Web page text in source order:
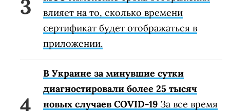
влияет на то, сколько времени
сертификат будет отображаться в
приложении.
В Украине за минувшие сутки
диагностировали более 25 тысяч
новых случаев COVID-19 За все время